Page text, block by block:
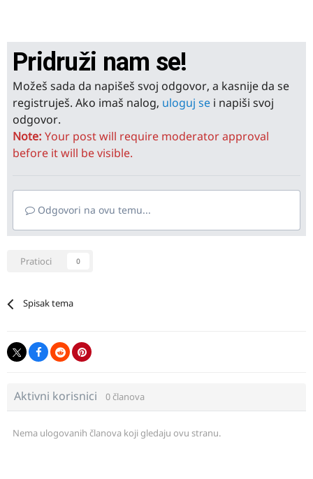
Pridruži nam se!
Možeš sada da napišeš svoj odgovor, a kasnije da se
registruješ. Ako imaš nalog, uloguj se i napiši svoj
odgovor.
Note: Your post will require moderator approval
before it will be visible.
Odgovori na ovu temu...
Pratioci 0
Spisak tema
Aktivni korisnici 0 članova
Nema ulogovanih članova koji gledaju ovu stranu.